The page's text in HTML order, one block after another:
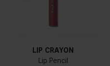
LIP CRAYON
Lip Pencil